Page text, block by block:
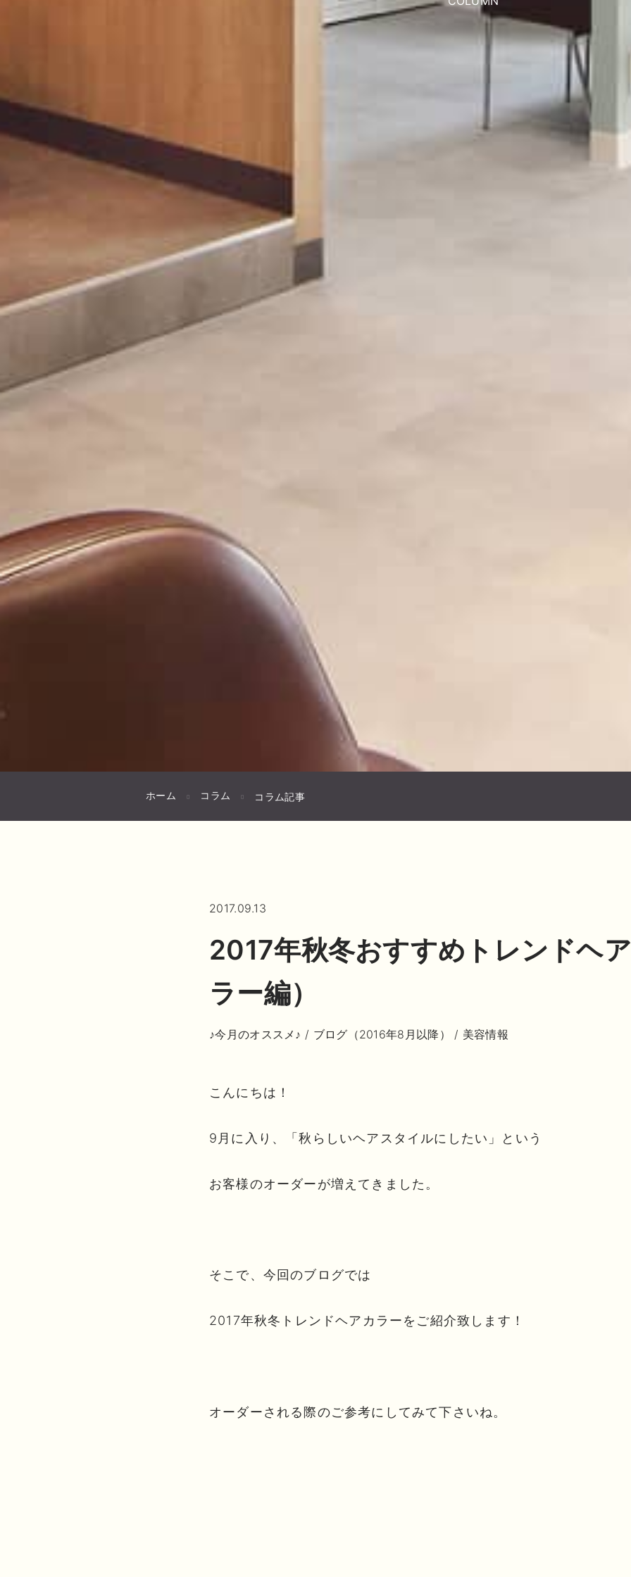
ホーム コラム コラム記事
2017.09.13
2017年秋冬おすすめトレンドヘ
ラー編）
♪今月のオススメ♪ / ブログ（2016年8月以降） / 美容情報
こんにちは！
9月に入り、「秋らしいヘアスタイルにしたい」という
お客様のオーダーが増えてきました。
そこで、今回のブログでは
2017年秋冬トレンドヘアカラーをご紹介致します！
オーダーされる際のご参考にしてみて下さいね。